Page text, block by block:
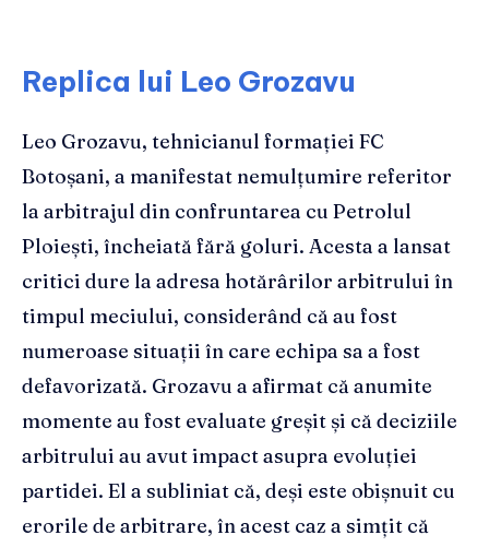
Replica lui Leo Grozavu
Leo Grozavu, tehnicianul formației FC
Botoșani, a manifestat nemulțumire referitor
la arbitrajul din confruntarea cu Petrolul
Ploiești, încheiată fără goluri. Acesta a lansat
critici dure la adresa hotărârilor arbitrului în
timpul meciului, considerând că au fost
numeroase situații în care echipa sa a fost
defavorizată. Grozavu a afirmat că anumite
momente au fost evaluate greșit și că deciziile
arbitrului au avut impact asupra evoluției
partidei. El a subliniat că, deși este obișnuit cu
erorile de arbitrare, în acest caz a simțit că